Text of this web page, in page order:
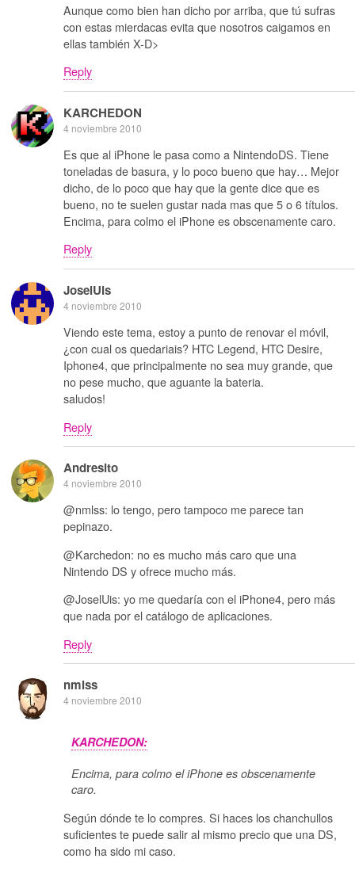
Aunque como bien han dicho por arriba, que tú sufras
con estas mierdacas evita que nosotros caigamos en
ellas también X-D>
Reply
KARCHEDON
4 noviembre 2010
Es que al iPhone le pasa como a NintendoDS. Tiene
toneladas de basura, y lo poco bueno que hay… Mejor
dicho, de lo poco que hay que la gente dice que es
bueno, no te suelen gustar nada mas que 5 o 6 títulos.
Encima, para colmo el iPhone es obscenamente caro.
Reply
JoselUis
4 noviembre 2010
Viendo este tema, estoy a punto de renovar el móvil,
¿con cual os quedariais? HTC Legend, HTC Desire,
Iphone4, que principalmente no sea muy grande, que
no pese mucho, que aguante la bateria.
saludos!
Reply
Andresito
4 noviembre 2010
@nmlss: lo tengo, pero tampoco me parece tan
pepinazo.
@Karchedon: no es mucho más caro que una
Nintendo DS y ofrece mucho más.
@JoselUis: yo me quedaría con el iPhone4, pero más
que nada por el catálogo de aplicaciones.
Reply
nmlss
4 noviembre 2010
KARCHEDON:
Encima, para colmo el iPhone es obscenamente
caro.
Según dónde te lo compres. Si haces los chanchullos
suficientes te puede salir al mismo precio que una DS,
como ha sido mi caso.